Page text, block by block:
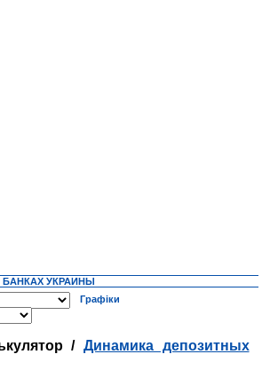
УКРАИНЫ
Графіки
/ Динамика депозитных